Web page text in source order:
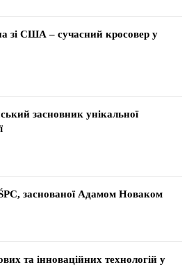
зі США – сучасний кросовер у
засновник унікальної
заснованої Адамом Новаком
та інноваційних технологій у